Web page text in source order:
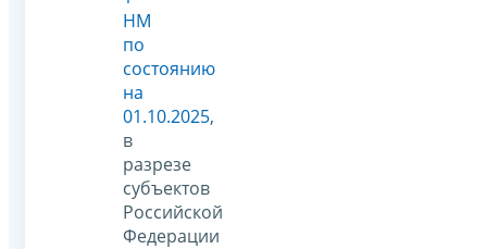
НМ
по
состоянию
на
01.10.2025,
в
разрезе
субъектов
Российской
Федерации